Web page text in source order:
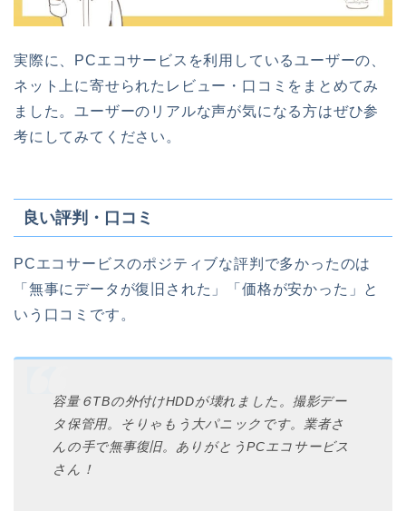
実際に、PCエコサービスを利用しているユーザーの、
ネット上に寄せられたレビュー・口コミをまとめてみ
ました。ユーザーのリアルな声が気になる方はぜひ参
考にしてみてください。
良い評判・口コミ
PCエコサービスのポジティブな評判で多かったのは
「無事にデータが復旧された」「価格が安かった」と
いう口コミです。
容量６TBの外付けHDDが壊れました。撮影デー
タ保管用。そりゃもう大パニックです。業者さ
んの手で無事復旧。ありがとうPCエコサービス
さん！